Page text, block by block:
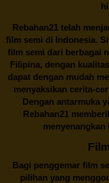
Rebahan21telah
film semi di Indonesia.
film semi dari berbagai
Filipina, dengan
dapat dengan mudah
menyaksikan cerita-
Dengan antarmuka
Rebahan21
Bagi penggemar film
pilihan yang